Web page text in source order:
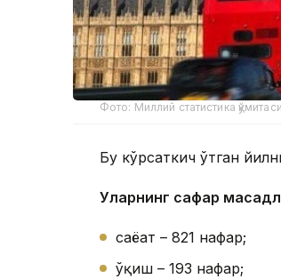
Фото: Миллий статистика қўмитаси
Бу кўрсаткич ўтган
Уларнинг сафар
саёҳат – 821 нафар;
ўқиш – 193 нафар;